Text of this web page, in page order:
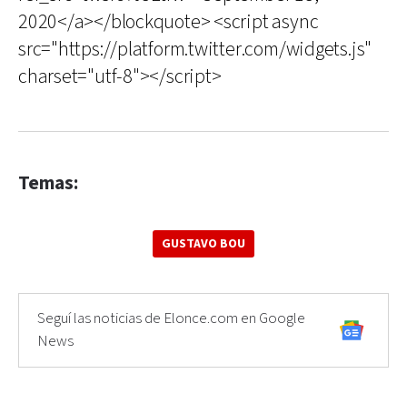
2020</a></blockquote> <script async
src="https://platform.twitter.com/widgets.js"
charset="utf-8"></script>
Temas:
GUSTAVO BOU
Seguí las noticias de Elonce.com en Google
News